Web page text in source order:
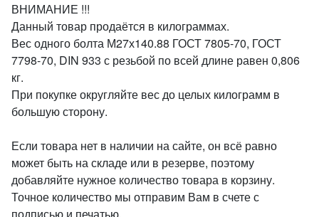
ВНИМАНИЕ !!!
Данный товар продаётся в килограммах.
Вес одного болта М27х140.88 ГОСТ 7805-70, ГОСТ
7798-70, DIN 933 с резьбой по всей длине равен 0,806
кг.
При покупке округляйте вес до целых килограмм в
большую сторону.
Если товара нет в наличии на сайте, он всё равно
может быть на складе или в резерве, поэтому
добавляйте нужное количество товара в корзину.
Точное количество мы отправим Вам в счете с